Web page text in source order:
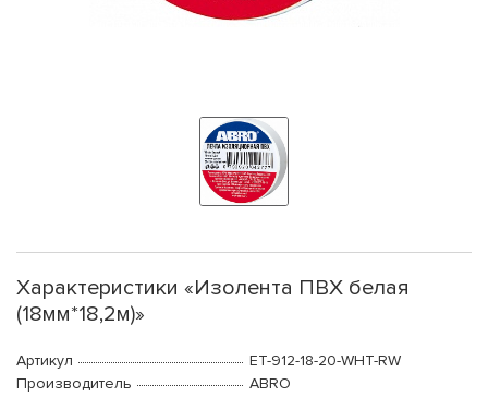
Характеристики «Изолента ПВХ белая
(18мм*18,2м)»
Артикул
ET-912-18-20-WHT-RW
Производитель
ABRO